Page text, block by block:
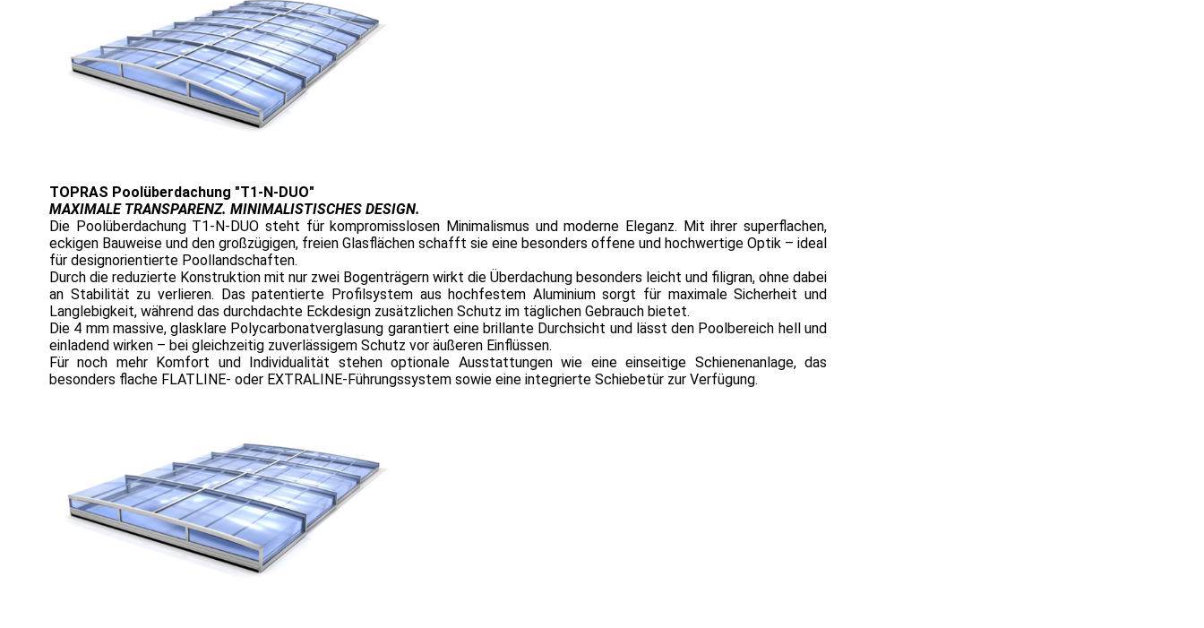
TOPRAS Poolüberdachung "T1-N-DUO"
MAXIMALE TRANSPARENZ. MINIMALISTISCHES DESIGN.
Die Poolüberdachung T1-N-DUO steht für kompromisslosen Minimalismus und moderne Eleganz. Mit ihrer superflachen,
eckigen Bauweise und den großzügigen, freien Glasflächen schafft sie eine besonders offene und hochwertige Optik – ideal
für designorientierte Poollandschaften.
Durch die reduzierte Konstruktion mit nur zwei Bogenträgern wirkt die Überdachung besonders leicht und filigran, ohne dabei
an Stabilität zu verlieren. Das patentierte Profilsystem aus hochfestem Aluminium sorgt für maximale Sicherheit und
Langlebigkeit, während das durchdachte Eckdesign zusätzlichen Schutz im täglichen Gebrauch bietet.
Die 4 mm massive, glasklare Polycarbonatverglasung garantiert eine brillante Durchsicht und lässt den Poolbereich hell und
einladend wirken – bei gleichzeitig zuverlässigem Schutz vor äußeren Einflüssen.
Für noch mehr Komfort und Individualität stehen optionale Ausstattungen wie eine einseitige Schienenanlage, das
besonders flache FLATLINE- oder EXTRALINE-Führungssystem sowie eine integrierte Schiebetür zur Verfügung.